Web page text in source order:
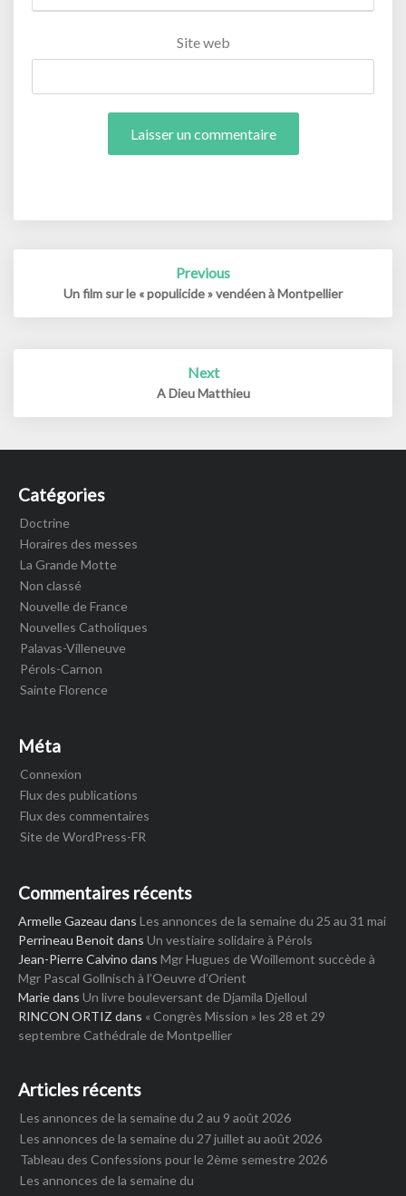
Site web
Previous
Un film sur le « populicide » vendéen à Montpellier
Next
A Dieu Matthieu
Catégories
Doctrine
Horaires des messes
La Grande Motte
Non classé
Nouvelle de France
Nouvelles Catholiques
Palavas-Villeneuve
Pérols-Carnon
Sainte Florence
Méta
Connexion
Flux des publications
Flux des commentaires
Site de WordPress-FR
Commentaires récents
Armelle Gazeau dans Les annonces de la semaine du 25 au 31 mai
Perrineau Benoit dans Un vestiaire solidaire à Pérols
Jean-Pierre Calvino dans Mgr Hugues de Woillemont succède à
Mgr Pascal Gollnisch à l’Oeuvre d’Orient
Mariedans Un livre bouleversant de Djamila Djelloul
RINCON ORTIZ dans « Congrès Mission » les 28 et 29
septembre Cathédrale de Montpellier
Articles récents
Les annonces de la semaine du 2 au 9 août 2026
Les annonces de la semaine du 27 juillet au août 2026
Tableau des Confessions pour le 2ème semestre 2026
Les annonces de la semaine du